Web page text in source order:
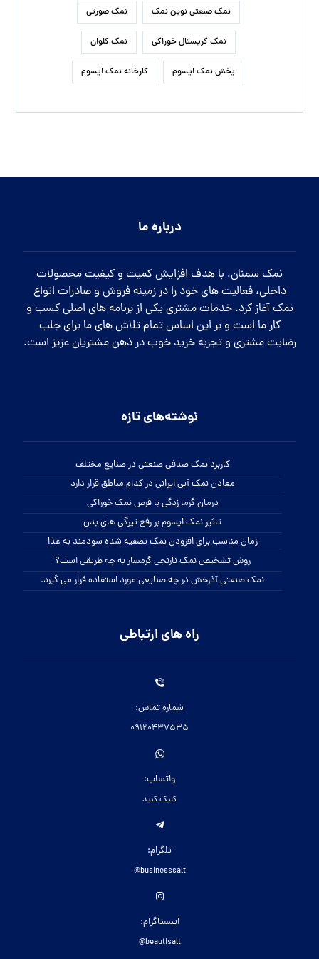
نمک صنعتی نوین نمک نمک صورتی
نمک کریستال خوراکی نمک کلوان
پخش نمک اپسوم کارخانه نمک اپسوم
درباره ما
نمک سمنان، با هدف افزایش کمیت و کیفیت محصولات
داخلی، فعالیت های خود را در زمینه فروش و صادرات انواع
نمک آغاز کرد. خدمات مشتری یکی از برنامه های اصلی کسب و
کار ما است و بر این اساس تمام تلاش های ما برای جلب
رضایت مشتری و تجربه خرید خوب در ذهن مشتریان عزیز است.
نوشته‌های تازه
کاربرد نمک صدفی صنعتی در صنایع مختلف
معادن نمک آبی ایرانی در کدام مناطق قرار دارد
درمان گرما زدگی با قرص نمک خوراکی
تاثیر نمک اپسوم بر رفع تیرگی های بدن
زمان مناسب برای افزودن نمک تصفیه شده سودمند به غذا
روش تشخیص نمک نارنجی گرمسار به چه طریقی است؟
نمک صنعتی آذرخش در چه صنایعی مورد استفاده قرار می گیرد.
راه های ارتباطی
شماره تماس:
09120437535
واتساپ:
کلیک کنید
تلگرام:
businesssalt@
اینستاگرام:
beautisalt@